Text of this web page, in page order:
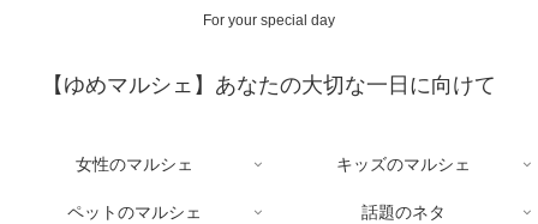
For your special day
【ゆめマルシェ】あなたの大切な一日に向けて
女性のマルシェ キッズのマルシェ
ペットのマルシェ 話題のネタ